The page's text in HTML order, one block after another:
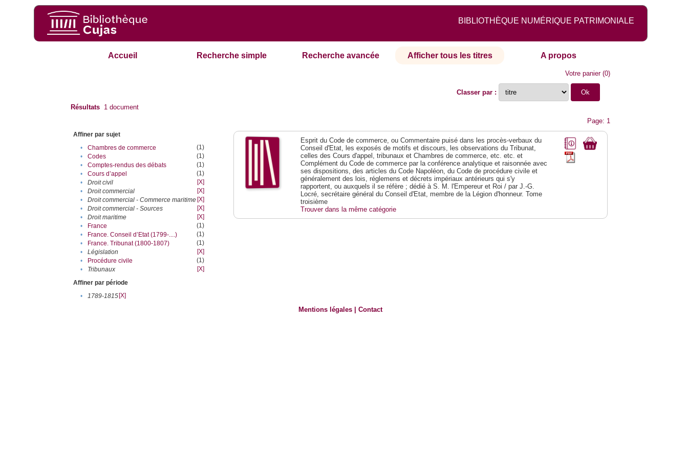
BIBLIOTHÈQUE NUMÉRIQUE PATRIMONIALE
Accueil Recherche simple Recherche avancée Afficher tous les titres A propos
Votre panier(0)
Classer par :
Résultats 1 document
Page: 1
Affiner par sujet
•
Chambres de commerce
(1)
•
Codes
(1)
•
Comptes-rendus des débats
(1)
•
Cours d’appel
(1)
•
Droit civil
[X]
•
Droit commercial
[X]
•
Droit commercial - Commerce maritime [X]
•
Droit commercial - Sources
[X]
•
Droit maritime
[X]
•
France
(1)
•
France. Conseil d’Etat (1799-....)
(1)
•
France. Tribunat (1800-1807)
(1)
•
Législation
[X]
•
Procédure civile
(1)
•
Tribunaux
[X]
Affiner par période
•
1789-1815[X]
Esprit du Code de commerce, ou Commentaire puisé dans les procès-verbaux du
Conseil d'Etat, les exposés de motifs et discours, les observations du Tribunat,
celles des Cours d'appel, tribunaux et Chambres de commerce, etc. etc. et
Complément du Code de commerce par la conférence analytique et raisonnée avec
ses dispositions, des articles du Code Napoléon, du Code de procédure civile et
généralement des lois, réglemens et décrets impériaux antérieurs qui s'y
rapportent, ou auxquels il se réfère ; dédié à S. M. l'Empereur et Roi / par J.-G.
Locré, secrétaire général du Conseil d'Etat, membre de la Légion d'honneur. Tome
troisième
Trouver dans la même catégorie
Mentions légales |Contact